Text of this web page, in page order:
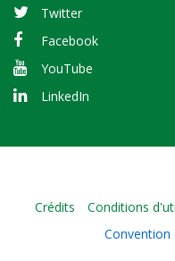
Twitter
Facebook
YouTube
LinkedIn
Crédits Conditions
Convention